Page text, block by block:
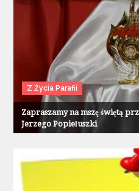
Z Życia Parafii
Zapraszamy na mszę świętą
Jerzego Popiełuszki